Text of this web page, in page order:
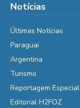
Notícias
Últimas Notícias
Paraguai
Argentina
Turismo
Reportagem Especial
Editorial H2FOZ